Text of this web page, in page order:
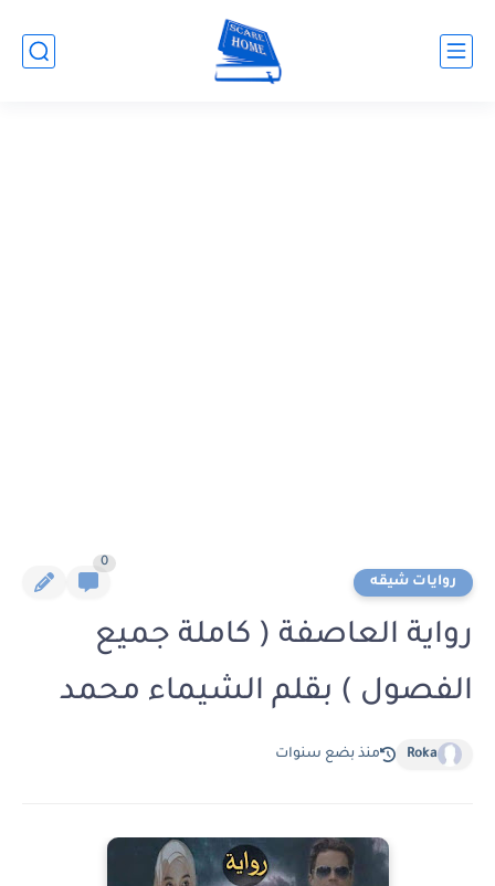
روايات شيقه
0
رواية العاصفة ( كاملة جميع
الفصول ) بقلم الشيماء محمد
Roka منذ بضع سنوات